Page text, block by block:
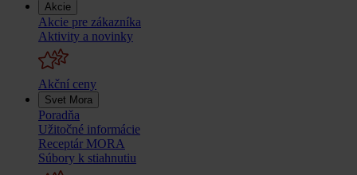
Akcie
Akcie pre zákazníka
Aktivity a novinky
Akční ceny
Svet Mora
Poradňa
Užitočné informácie
Receptár MORA
Súbory k stiahnutiu